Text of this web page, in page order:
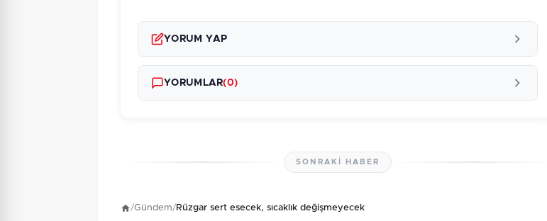
YORUM YAP
YORUMLAR(0)
SONRAKI HABER
/Gündem/Rüzgar sert esecek, sıcaklık değişmeyecek